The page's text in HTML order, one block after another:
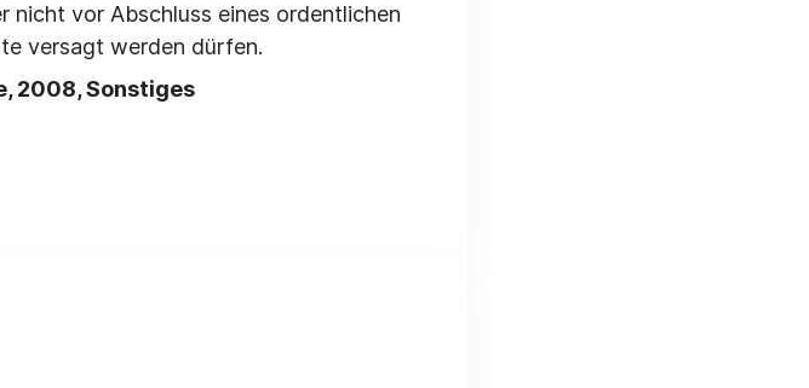
vor Abschluss eines ordentlichen
versagt werden dürfen.
2008, Sonstiges